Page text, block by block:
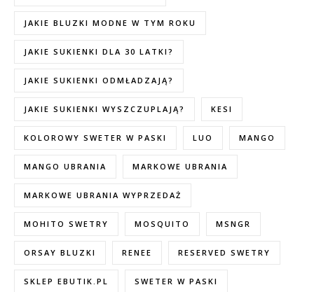
JAKIE BLUZKI MODNE W TYM ROKU
JAKIE SUKIENKI DLA 30 LATKI?
JAKIE SUKIENKI ODMŁADZAJĄ?
JAKIE SUKIENKI WYSZCZUPLAJĄ? KESI
KOLOROWY SWETER W PASKI LUO MANGO
MANGO UBRANIA MARKOWE UBRANIA
MARKOWE UBRANIA WYPRZEDAŻ
MOHITO SWETRY MOSQUITO MSNGR
ORSAY BLUZKI RENEE RESERVED SWETRY
SKLEP EBUTIK.PL SWETER W PASKI